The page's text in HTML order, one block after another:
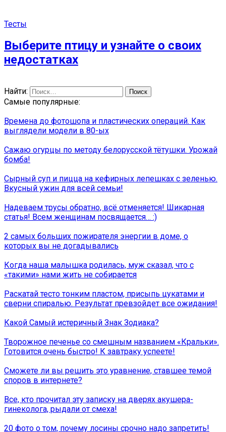
Тесты
Выберите птицу и узнайте о своих
недостатках
Найти:
Самые популярные:
Времена до фотошопа и пластических операций. Как
выглядели модели в 80-ых
Сажаю огурцы по методу белорусской тётушки. Урожай
бомба!
Сырный суп и пицца на кефирных лепешках с зеленью.
Вкусный ужин для всей семьи!
Надеваем трусы обратно, всё отменяется! Шикарная
статья! Всем женщинам посвящается… :)
2 самых больших пожирателя энергии в доме, о
которых вы не догадывались
Когда наша малышка родилась, муж сказал, что с
«такими» нами жить не собирается
Раскатай тесто тонким пластом, присыпь цукатами и
сверни спиралью. Результат превзойдет все ожидания!
Какой Самый истеричный Знак Зодиака?
Творожное печенье со смешным названием «Кральки».
Готовится очень быстро! К завтраку успеете!
Сможете ли вы решить это уравнение, ставшее темой
споров в интернете?
Все, кто прочитал эту записку на дверях акушера-
гинеколога, рыдали от смеха!
20 фото о том, почему лосины срочно надо запретить!